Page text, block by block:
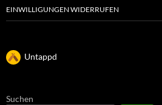
EINWILLIGUNGEN WIDERRUFEN
Untappd
Suchen